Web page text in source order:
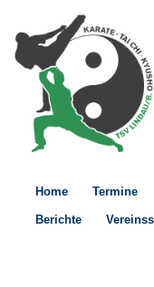
Home Termine
Berichte